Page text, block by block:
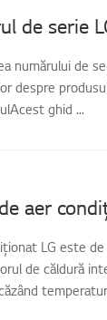
de serie
numărului de
despre
ghid ...
LG este
de căldură